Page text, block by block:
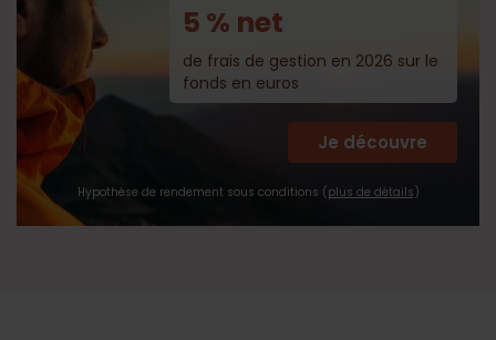
5 % net
de frais de gestion en 2026 sur le
fonds en euros
Hypothèse de rendement sous conditions ( plus de détails )
Je découvre